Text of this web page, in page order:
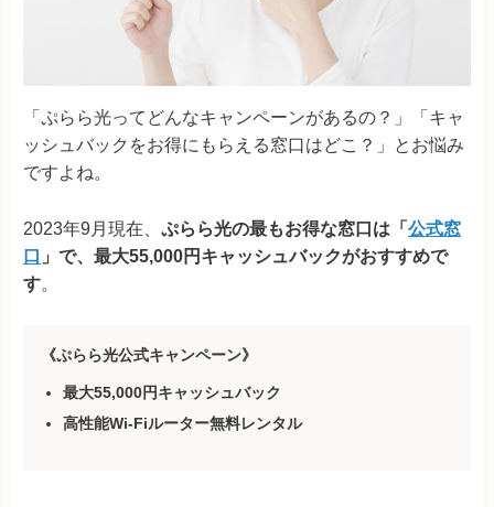
「ぷらら光ってどんなキャンペーンがあるの？」「キャ
ッシュバックをお得にもらえる窓口はどこ？」とお悩み
ですよね。
2023年9月現在、 ぷらら光の最もお得な窓口は「 公式窓
口 」で、最大55,000円キャッシュバックがおすすめで
す。
《ぷらら光公式キャンペーン》
最大55,000円キャッシュバック
高性能Wi-Fiルーター無料レンタル